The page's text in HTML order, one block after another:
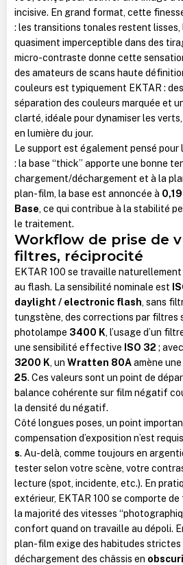
incisive. En grand format, cette
: les transitions tonales restent lisses,
quasiment imperceptible dans des
micro-contraste donne cette
des amateurs de scans haute
couleurs est typiquement EKTAR :
séparation des couleurs marquée et
clarté, idéale pour dynamiser les
en lumière du jour.
Le support est également pensé
: la base “thick” apporte une bonne
chargement/déchargement et à la
plan-film, la base est annoncée à
Base, ce qui contribue à la stabilité
le traitement.
Workflow de prise de
filtres, réciprocité
EKTAR 100 se travaille naturellement
au flash. La sensibilité nominale est
daylight / electronic flash, sans
tungstène, des corrections par filtres
photolampe 3400 K, l’usage d’un
une sensibilité effective ISO 32 ;
3200 K, un Wratten 80Aamène
25. Ces valeurs sont un point de
balance cohérente sur film négatif
la densité du négatif.
Côté longues poses, un point
compensation d’exposition n’est
s. Au-delà, comme toujours en
tester selon votre scène, votre
lecture (spot, incidente, etc.). En
extérieur, EKTAR 100 se comporte
la majorité des vitesses
confort quand on travaille au dépoli.
plan-film exige des habitudes strictes
déchargement des châssis en